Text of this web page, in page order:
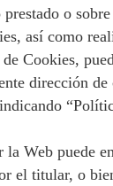
o
así como
Cookies,
dirección
la Web puede
el titular, o